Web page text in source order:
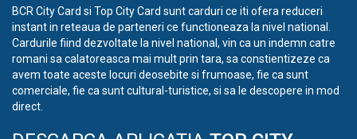
BCR City Card si Top City Card sunt carduri ce iti ofera reduceri
instant in reteaua de parteneri ce functioneaza la nivel national.
Cardurile fiind dezvoltate la nivel national, vin ca un indemn catre
romani sa calatoreasca mai mult prin tara, sa constientizeze ca
avem toate aceste locuri deosebite si frumoase, fie ca sunt
comerciale, fie ca sunt cultural-turistice, si sa le descopere in mod
direct.